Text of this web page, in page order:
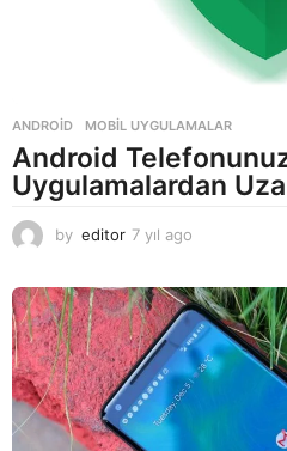
ANDROID ,MOBIL UYGULAMALAR
Android
Uygulamalardan
by editor 7 yıl ago
l
a
g
o